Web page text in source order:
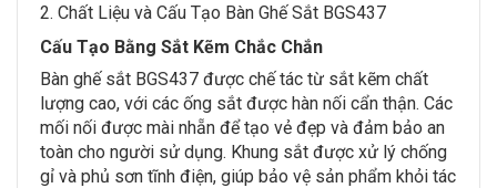
2. Chất Liệu và Cấu Tạo Bàn Ghế Sắt BGS437
Cấu Tạo Bằng Sắt Kẽm Chắc Chắn
Bàn ghế sắt BGS437 được chế tác từ sắt kẽm chất
lượng cao, với các ống sắt được hàn nối cẩn thận. Các
mối nối được mài nhẵn để tạo vẻ đẹp và đảm bảo an
toàn cho người sử dụng. Khung sắt được xử lý chống
gỉ và phủ sơn tĩnh điện, giúp bảo vệ sản phẩm khỏi tác